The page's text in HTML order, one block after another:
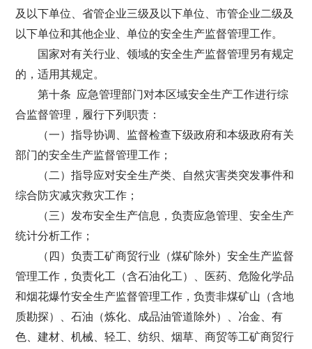
及以下单位、省管企业三级及以下单位、市管企业二级及
以下单位和其他企业、单位的安全生产监督管理工作。
国家对有关行业、领域的安全生产监督管理另有规定
的，适用其规定。
第十条 应急管理部门对本区域安全生产工作进行综
合监督管理，履行下列职责：
（一）指导协调、监督检查下级政府和本级政府有关
部门的安全生产监督管理工作；
（二）指导应对安全生产类、自然灾害类突发事件和
综合防灾减灾救灾工作；
（三）发布安全生产信息，负责应急管理、安全生产
统计分析工作；
（四）负责工矿商贸行业（煤矿除外）安全生产监督
管理工作，负责化工（含石油化工）、医药、危险化学品
和烟花爆竹安全生产监督管理工作，负责非煤矿山（含地
质勘探）、石油（炼化、成品油管道除外）、冶金、有
色、建材、机械、轻工、纺织、烟草、商贸等工矿商贸行